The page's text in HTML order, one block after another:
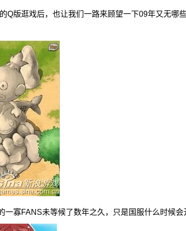
版逛戏后，也让我们一路来顾望一下09年又无哪
FANS未等候了数年之久，只是国服什么时候会